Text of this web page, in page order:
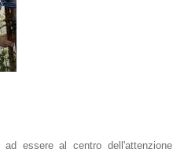
ad essere al centro dell'attenzione